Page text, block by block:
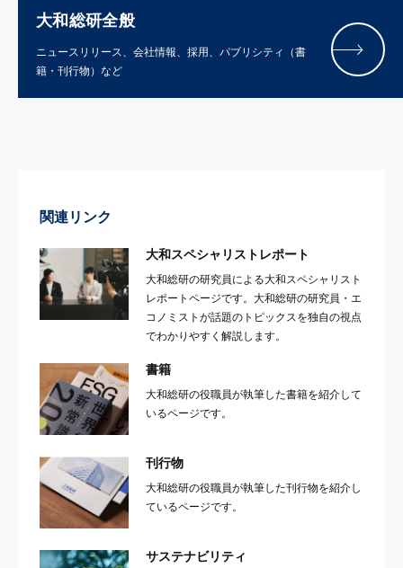
大和総研全般
ニュースリリース、会社情報、採用、パブリシティ（書
籍・刊行物）など
関連リンク
大和スペシャリストレポート
大和総研の研究員による大和スペシャリスト
レポートページです。大和総研の研究員・エ
コノミストが話題のトピックスを独自の視点
でわかりやすく解説します。
書籍
大和総研の役職員が執筆した書籍を紹介して
いるページです。
刊行物
大和総研の役職員が執筆した刊行物を紹介し
ているページです。
サステナビリティ